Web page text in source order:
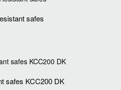
safes
safes KCC200 DK